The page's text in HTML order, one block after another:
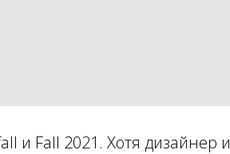
и Fall 2021. Хотя дизайнер и